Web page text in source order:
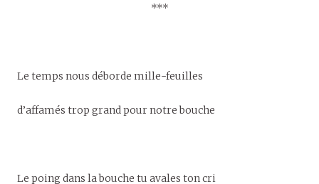
***
Le temps nous déborde mille-feuilles
d’affamés trop grand pour notre bouche
Le poing dans la bouche tu avales ton cri